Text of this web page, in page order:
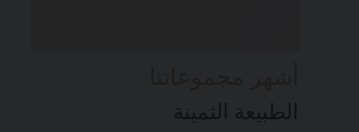
الطبيعة الثمينة